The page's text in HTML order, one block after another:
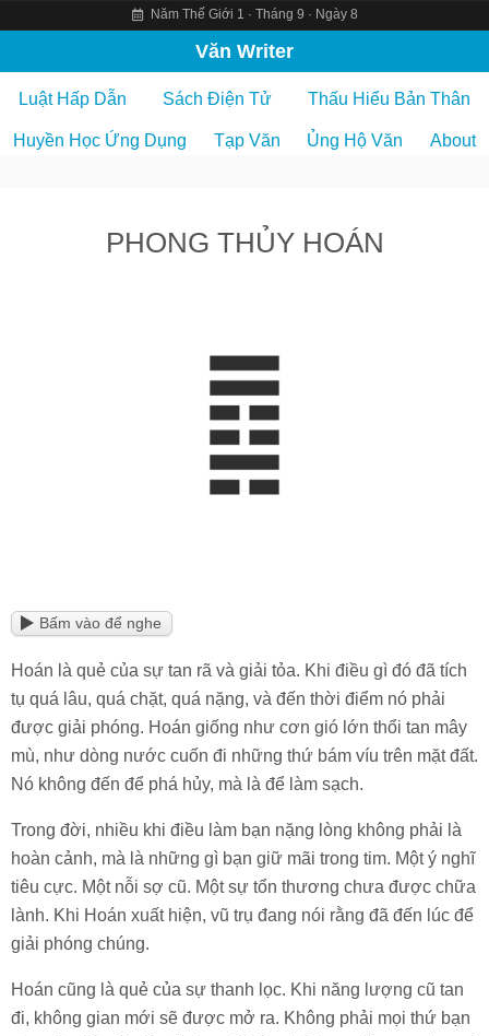
Năm Thế Giới 1 · Tháng 9 · Ngày 8
k
Văn Writer
Luật Hấp Dẫn Sách Điện Tử Thấu Hiểu Bản Thân
Huyền Học Ứng Dụng Tạp Văn Ủng Hộ Văn About
PHONG THỦY HOÁN
Bấm vào để nghe
Hoán là quẻ của sự tan rã và giải tỏa. Khi điều gì đó đã tích
tụ quá lâu, quá chặt, quá nặng, và đến thời điểm nó phải
được giải phóng. Hoán giống như cơn gió lớn thổi tan mây
mù, như dòng nước cuốn đi những thứ bám víu trên mặt đất.
Nó không đến để phá hủy, mà là để làm sạch.
Trong đời, nhiều khi điều làm bạn nặng lòng không phải là
hoàn cảnh, mà là những gì bạn giữ mãi trong tim. Một ý nghĩ
tiêu cực. Một nỗi sợ cũ. Một sự tổn thương chưa được chữa
lành. Khi Hoán xuất hiện, vũ trụ đang nói rằng đã đến lúc để
giải phóng chúng.
Hoán cũng là quẻ của sự thanh lọc. Khi năng lượng cũ tan
đi, không gian mới sẽ được mở ra. Không phải mọi thứ bạn